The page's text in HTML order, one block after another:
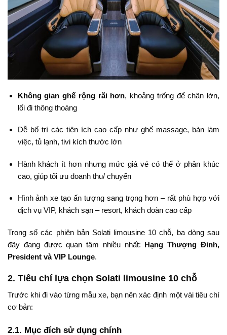
Không gian ghế rộng rãi hơn, khoảng trống để chân lớn,
lối đi thông thoáng
Dễ bố trí các tiện ích cao cấp như ghế massage, bàn làm
việc, tủ lạnh, tivi kích thước lớn
Hành khách ít hơn nhưng mức giá vé có thể ở phân khúc
cao, giúp tối ưu doanh thu/ chuyến
Hình ảnh xe tạo ấn tượng sang trọng hơn – rất phù hợp với
dịch vụ VIP, khách sạn – resort, khách đoàn cao cấp
Trong số các phiên bản Solati limousine 10 chỗ, ba dòng sau
đây đang được quan tâm nhiều nhất: Hạng Thượng Đỉnh,
President và VIP Lounge.
2. Tiêu chí lựa chọn Solati limousine 10 chỗ
Trước khi đi vào từng mẫu xe, bạn nên xác định một vài tiêu chí
cơ bản:
2.1. Mục đích sử dụng chính